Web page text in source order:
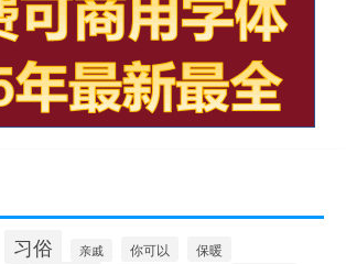
习俗 亲戚 你可以 保暖